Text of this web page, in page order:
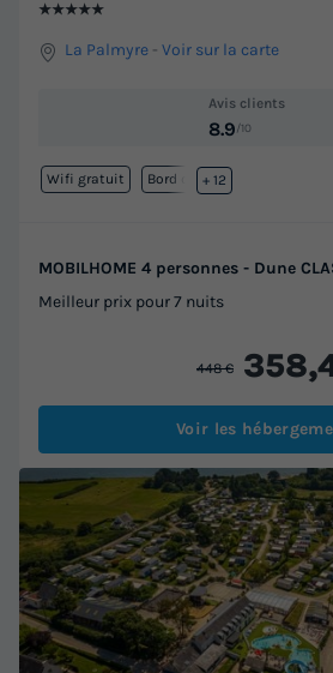
★★★★★
La Palmyre -Voir sur la carte
Avis clients
8.9/10
Wifi gratuit Bord de mer
+ 12
MOBILHOME 4 personnes - Dune
Meilleur prix pour 7 nuits
448 €
Voir les